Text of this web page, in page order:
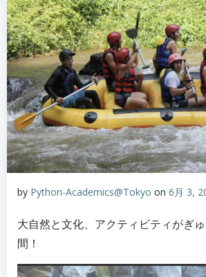
by Python-Academics@Tokyo on 6月 3,
大自然と文化、アクティビティがぎ
間！